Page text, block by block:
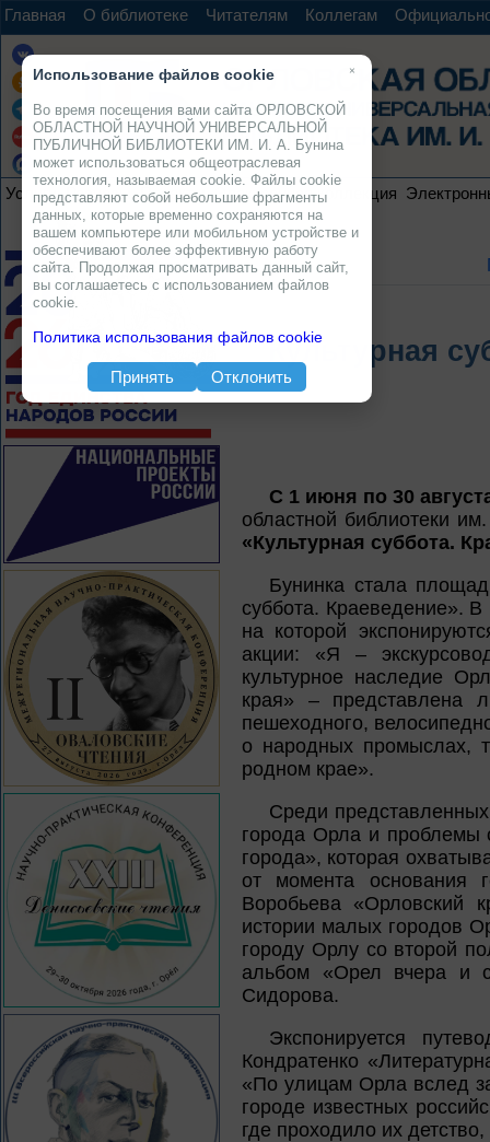
Главная О библиотеке Читателям Коллегам
Услуги Ресурсы Проекты Электронная коллекция
Культурная
С 1 июня по 30
областной библиотеки
«Культурная суббота.
Бунинка стала
суббота. Краеведение».
на которой
акции: «Я –
культурное наследие
края» – представлена
пешеходного,
о народных промыслах,
родном крае».
Среди
города Орла и проблемы
города», которая
от момента основания
Воробьева «Орловский
истории малых городов
городу Орлу со второй
альбом «Орел вчера
Сидорова.
Экспонируется
Кондратенко
«По улицам Орла вслед
городе известных
где проходило их
×
Использование файлов cookie
Во время посещения вами сайта ОРЛОВСКОЙ
ОБЛАСТНОЙ НАУЧНОЙ УНИВЕРСАЛЬНОЙ
ПУБЛИЧНОЙ БИБЛИОТЕКИ ИМ. И. А. Бунина
может использоваться общеотраслевая
технология, называемая cookie. Файлы cookie
представляют собой небольшие фрагменты
данных, которые временно сохраняются на
вашем компьютере или мобильном устройстве и
обеспечивают более эффективную работу
сайта. Продолжая просматривать данный сайт,
вы соглашаетесь с использованием файлов
cookie.
Политика использования файлов cookie
Принять Отклонить